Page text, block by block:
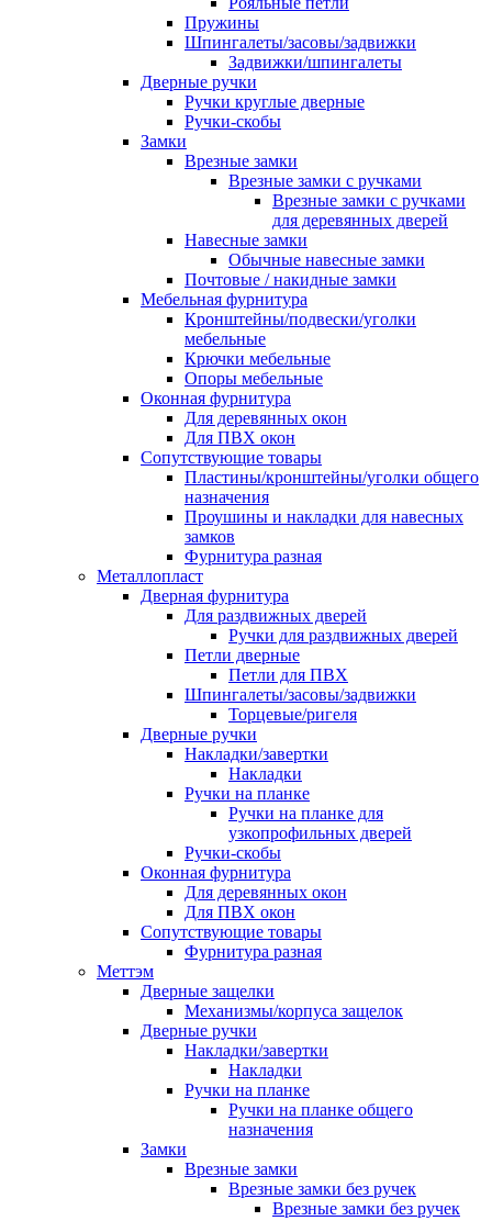
Пружины
Шпингалеты/засовы/задвижки
Задвижки/шпингалеты
Дверные ручки
Ручки круглые дверные
Ручки-скобы
Замки
Врезные замки
Врезные замки с ручками
Врезные замки с ручками
для деревянных дверей
Навесные замки
Обычные навесные замки
Почтовые / накидные замки
Мебельная фурнитура
Кронштейны/подвески/уголки
мебельные
Крючки мебельные
Опоры мебельные
Оконная фурнитура
Для деревянных окон
Для ПВХ окон
Сопутствующие товары
Пластины/кронштейны/уголки общего
назначения
Проушины и накладки для навесных
замков
Фурнитура разная
Металлопласт
Дверная фурнитура
Для раздвижных дверей
Ручки для раздвижных дверей
Петли дверные
Петли для ПВХ
Шпингалеты/засовы/задвижки
Торцевые/ригеля
Дверные ручки
Накладки/завертки
Накладки
Ручки на планке
Ручки на планке для
узкопрофильных дверей
Ручки-скобы
Оконная фурнитура
Для деревянных окон
Для ПВХ окон
Сопутствующие товары
Фурнитура разная
Меттэм
Дверные защелки
Механизмы/корпуса защелок
Дверные ручки
Накладки/завертки
Накладки
Ручки на планке
Ручки на планке общего
назначения
Замки
Врезные замки
Врезные замки без ручек
Врезные замки без ручек